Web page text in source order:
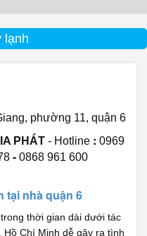
lạnh
phường 11, quận 6
PHÁT - Hotline : 0969
- 0868 961 600
tại nhà quận 6
thời gian dài dưới tác
Chí Minh dễ gây ra tình